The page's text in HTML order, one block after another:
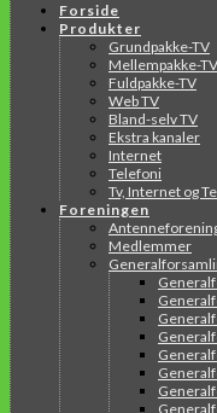
Forside
Produkter
Grundpakke-TV
Mellempakke-TV
Fuldpakke-TV
Web TV
Bland-selv TV
Ekstra kanaler
Internet
Telefoni
Tv, Internet og
Foreningen
Medlemmer